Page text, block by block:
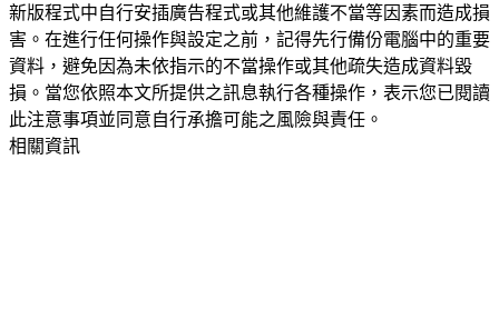
新版程式中自行安插廣告程式或其他維護不當等因素而造成損
害。在進行任何操作與設定之前，記得先行備份電腦中的重要
資料，避免因為未依指示的不當操作或其他疏失造成資料毀
損。當您依照本文所提供之訊息執行各種操作，表示您已閱讀
此注意事項並同意自行承擔可能之風險與責任。
相關資訊